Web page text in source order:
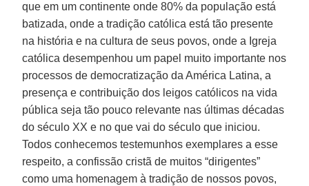
que em um continente onde 80% da população está
batizada, onde a tradição católica está tão presente
na história e na cultura de seus povos, onde a Igreja
católica desempenhou um papel muito importante nos
processos de democratização da América Latina, a
presença e contribuição dos leigos católicos na vida
pública seja tão pouco relevante nas últimas décadas
do século XX e no que vai do século que iniciou.
Todos conhecemos testemunhos exemplares a esse
respeito, a confissão cristã de muitos “dirigentes”
como uma homenagem à tradição de nossos povos,